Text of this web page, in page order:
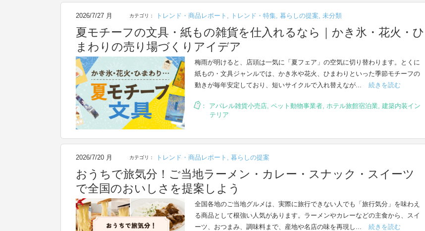
2026/7/27 月 カテゴリ： トレンド・商品レポート , トレンド・特集, 暮らしの提案, 未分類
夏モチーフの文具・紙もの雑貨を仕入れるなら｜かき氷・花火・ひ
まわりの売り場づくりアイデア
梅雨が明けると、店頭は一気に「夏フェア」の空気に切り替わります。とくに
紙もの・文具ジャンルでは、かき氷や花火、ひまわりといった季節モチーフの
動きが毎年安定しており、短いサイクルで入れ替えなが...
続きを読む
： アパレル雑貨小売店, ペット動物事業者, ホテル旅館宿泊業, 建築内装イン
テリア
2026/7/20 月 カテゴリ： トレンド・商品レポート 暮らしの提案
おうちで旅気分！ご当地ラーメン・カレー・スナック・スイーツ
で全国のおいしさを提案しよう
全国各地のご当地グルメは、実際に旅行できない人でも「旅行気分」を味わえ
る商品として根強い人気があります。ラーメンやカレーなどの主食から、スイ
ーツ、おつまみ、調味料まで、産地や名店の味を再現し...
続きを読む